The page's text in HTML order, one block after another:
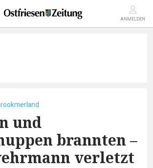
ANMELDEN
und
brannten –
verletzt